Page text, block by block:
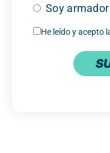
Soy armador
He leído y acepto